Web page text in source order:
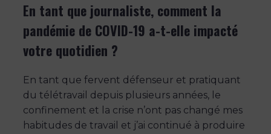
En tant que journaliste, comment la
pandémie de COVID-19 a-t-elle impacté
votre quotidien ?
En tant que fervent défenseur et pratiquant
du télétravail depuis plusieurs années, le
confinement et la crise n’ont pas changé mes
habitudes de travail et j’ai continué à produire